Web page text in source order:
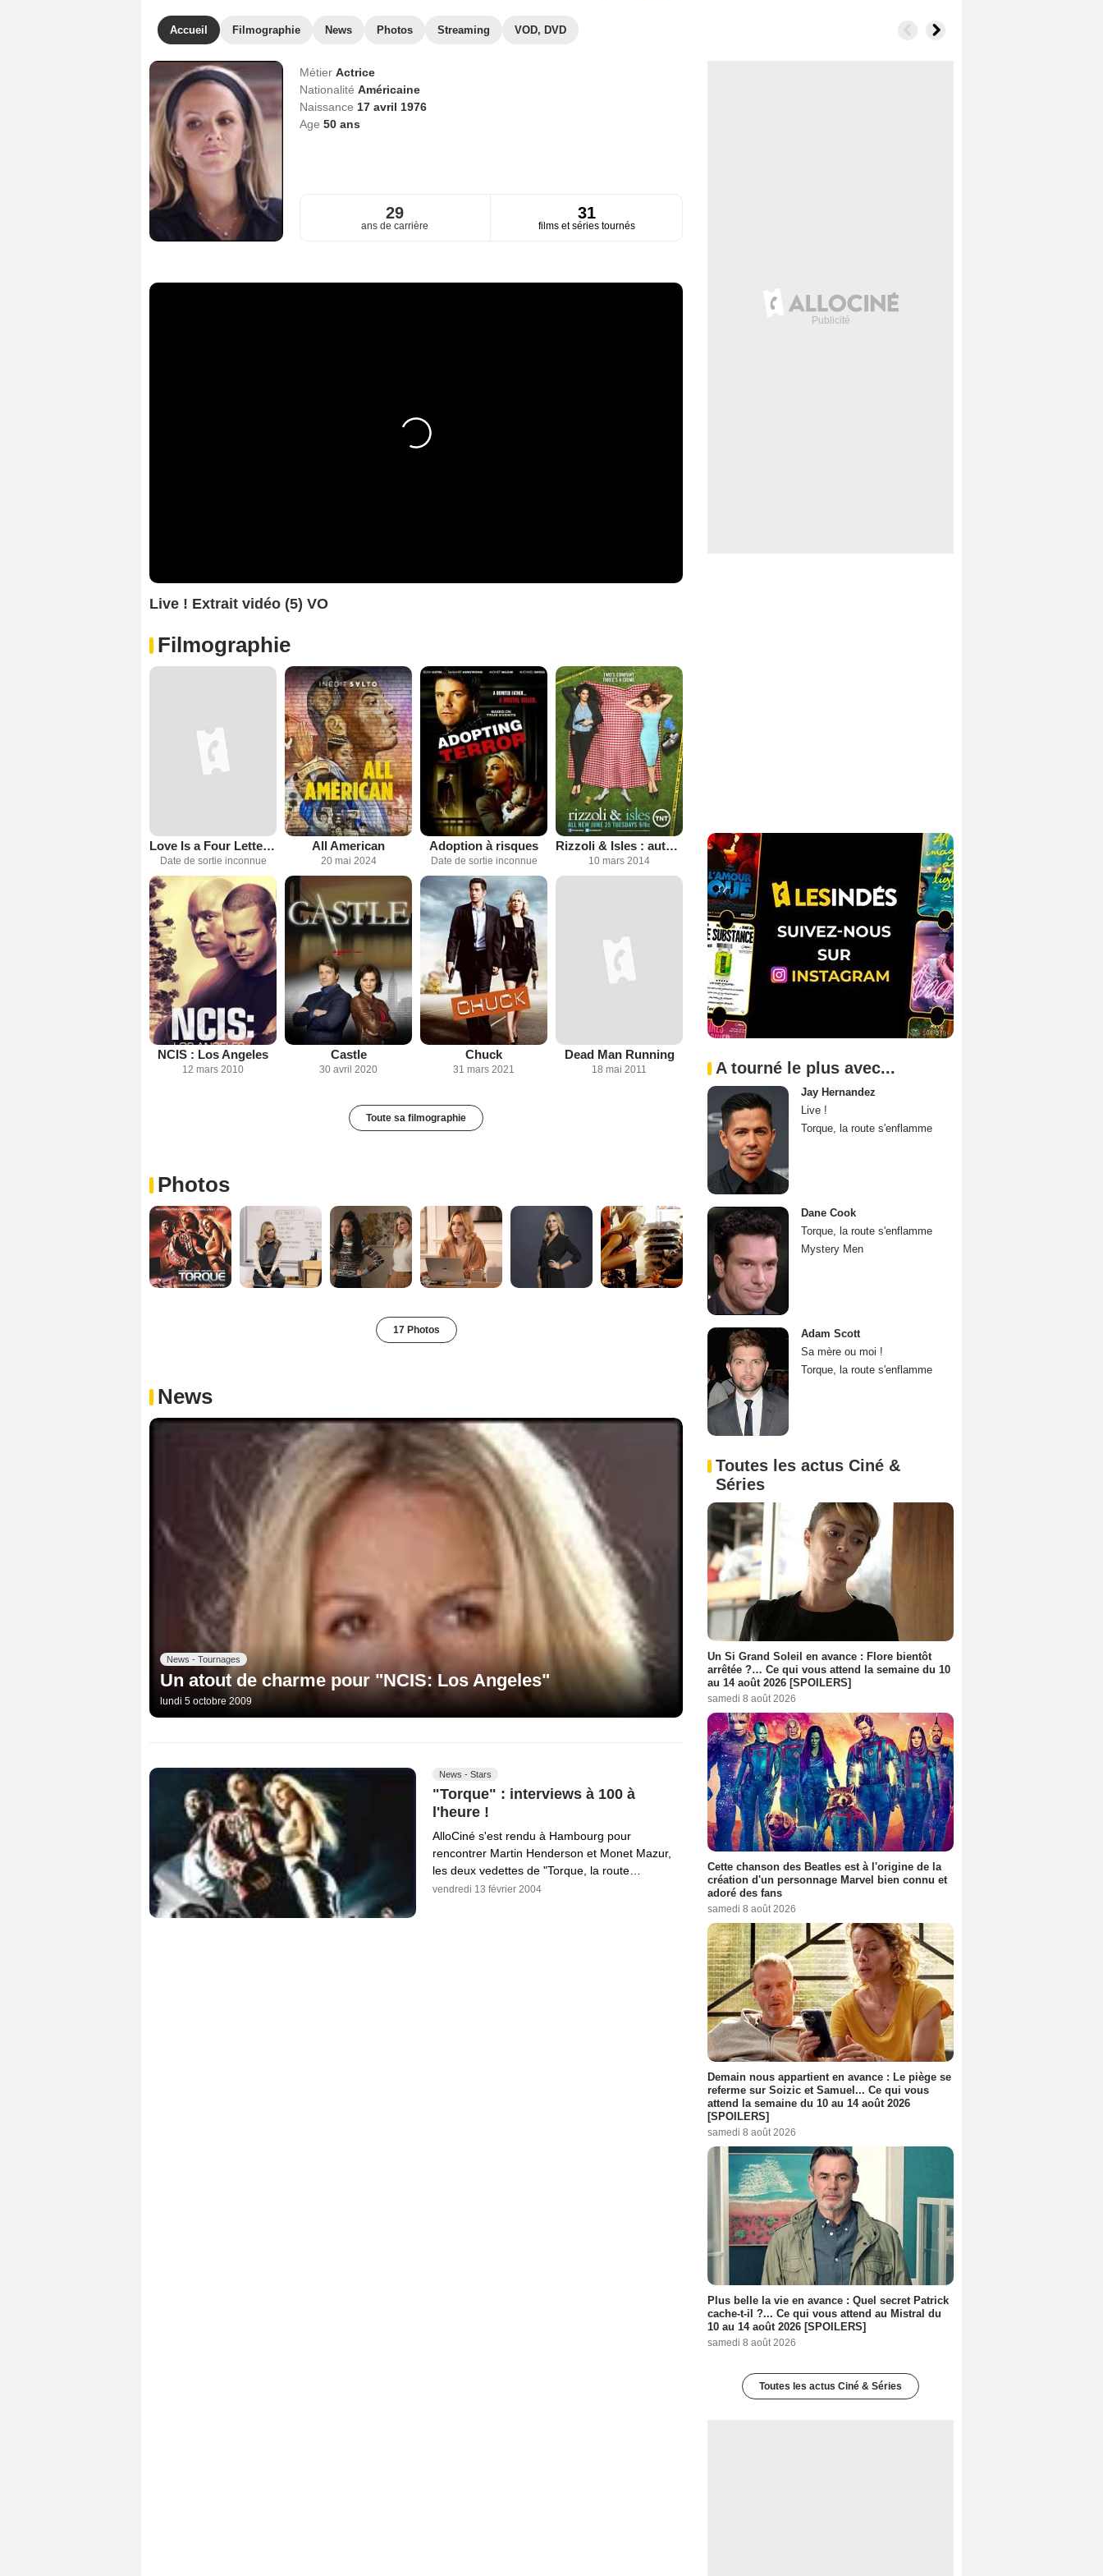
Accueil Filmographie News Photos Streaming VOD, DVD
Métier Actrice
Nationalité Américaine
Naissance 17 avril 1976
Age 50ans
29
ans de carrière
31
films et séries tournés
Live ! Extrait vidéo (5) VO
Filmographie
Love Is a Four Letter Word
Date de sortie inconnue
All American
20 mai 2024
Adoption à risques
Date de sortie inconnue
Rizzoli & Isles : autopsie d'un meurtre
10 mars 2014
NCIS : Los Angeles
12 mars 2010
Castle
30 avril 2020
Chuck
31 mars 2021
Dead Man Running
18 mai 2011
Toute sa filmographie
Photos
17 Photos
News
News - Tournages
Un atout de charme pour "NCIS: Los Angeles"
lundi 5 octobre 2009
News - Stars
"Torque" : interviews à 100 à
l'heure !
AlloCiné s'est rendu à Hambourg pour
rencontrer Martin Henderson et Monet Mazur,
les deux vedettes de "Torque, la route…
vendredi 13 février 2004
A tourné le plus avec...
Jay Hernandez
Live !
Torque, la route s'enflamme
Dane Cook
Torque, la route s'enflamme
Mystery Men
Adam Scott
Sa mère ou moi !
Torque, la route s'enflamme
Toutes les actus Ciné &
Séries
Un Si Grand Soleil en avance : Flore bientôt
arrêtée ?… Ce qui vous attend la semaine du 10
au 14 août 2026 [SPOILERS]
samedi 8 août 2026
Cette chanson des Beatles est à l'origine de la
création d'un personnage Marvel bien connu et
adoré des fans
samedi 8 août 2026
Demain nous appartient en avance : Le piège se
referme sur Soizic et Samuel... Ce qui vous
attend la semaine du 10 au 14 août 2026
[SPOILERS]
samedi 8 août 2026
Plus belle la vie en avance : Quel secret Patrick
cache-t-il ?... Ce qui vous attend au Mistral du
10 au 14 août 2026 [SPOILERS]
samedi 8 août 2026
Toutes les actus Ciné & Séries